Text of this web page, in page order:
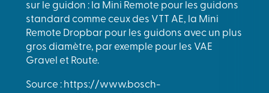
sur le guidon : la Mini Remote pour les guidons
standard comme ceux des VTT AE, la Mini
Remote Dropbar pour les guidons avec un plus
gros diamètre, par exemple pour les VAE
Gravel et Route.
Source : https://www.bosch-